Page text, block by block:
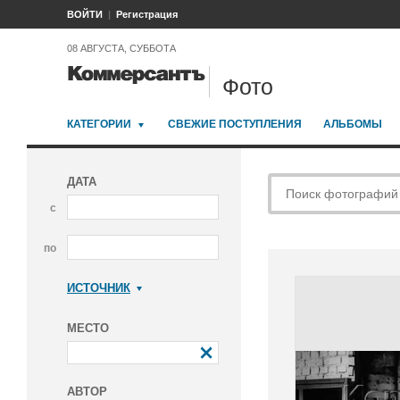
ВОЙТИ Регистрация
08 АВГУСТА, СУББОТА
Фото
КАТЕГОРИИ СВЕЖИЕ ПОСТУПЛЕНИЯ АЛЬБОМЫ
ДАТА
с
по
ИСТОЧНИК
МЕСТО
АВТОР